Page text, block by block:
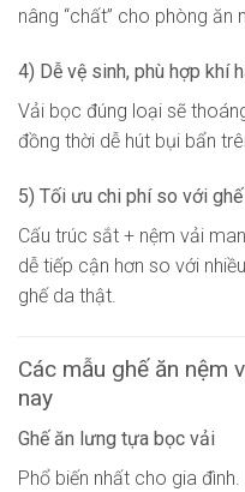
nâng “chất” cho phòng ăn
4) Dễ vệ sinh, phù hợp khí
Vải bọc đúng loại sẽ
đồng thời dễ hút bụi bẩn
5) Tối ưu chi phí so với
Cấu trúc sắt + nệm vải
dễ tiếp cận hơn so với
ghế da thật.
Các mẫu ghế ăn nệm
nay
Ghế ăn lưng tựa bọc vải
Phổ biến nhất cho gia